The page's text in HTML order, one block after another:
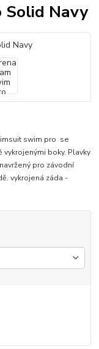
Solid Navy
swim pro se
vykrojenými boky. Plavky
pro závodní
vykrojená záda -